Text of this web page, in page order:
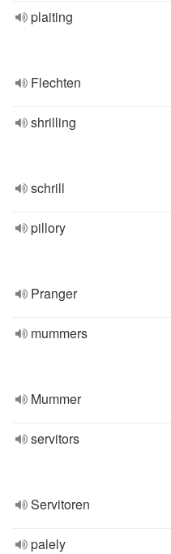
plaiting
Flechten
shrilling
schrill
pillory
Pranger
mummers
Mummer
servitors
Servitoren
palely